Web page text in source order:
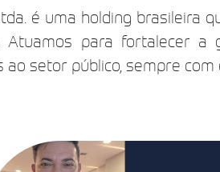
é uma holding brasileira
para fortalecer a
setor público, sempre